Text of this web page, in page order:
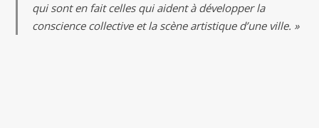
qui sont en fait celles qui aident à développer la
conscience collective et la scène artistique d’une ville. »